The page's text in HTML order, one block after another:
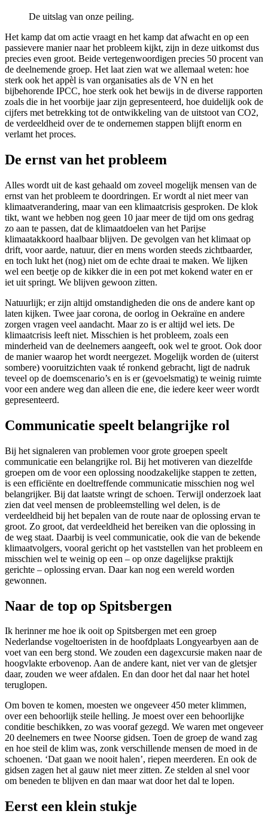
De uitslag van onze peiling.
Het kamp dat om actie vraagt en het kamp dat afwacht en op een
passievere manier naar het probleem kijkt, zijn in deze uitkomst dus
precies even groot. Beide vertegenwoordigen precies 50 procent van
de deelnemende groep. Het laat zien wat we allemaal weten: hoe
sterk ook het appèl is van organisaties als de VN en het
bijbehorende IPCC, hoe sterk ook het bewijs in de diverse rapporten
zoals die in het voorbije jaar zijn gepresenteerd, hoe duidelijk ook de
cijfers met betrekking tot de ontwikkeling van de uitstoot van CO2,
de verdeeldheid over de te ondernemen stappen blijft enorm en
verlamt het proces.
De ernst van het probleem
Alles wordt uit de kast gehaald om zoveel mogelijk mensen van de
ernst van het probleem te doordringen. Er wordt al niet meer van
klimaatverandering, maar van een klimaatcrisis gesproken. De klok
tikt, want we hebben nog geen 10 jaar meer de tijd om ons gedrag
zo aan te passen, dat de klimaatdoelen van het Parijse
klimaatakkoord haalbaar blijven. De gevolgen van het klimaat op
drift, voor aarde, natuur, dier en mens worden steeds zichtbaarder,
en toch lukt het (nog) niet om de echte draai te maken. We lijken
wel een beetje op de kikker die in een pot met kokend water en er
iet uit springt. We blijven gewoon zitten.
Natuurlijk; er zijn altijd omstandigheden die ons de andere kant op
laten kijken. Twee jaar corona, de oorlog in Oekraïne en andere
zorgen vragen veel aandacht. Maar zo is er altijd wel iets. De
klimaatcrisis leeft niet. Misschien is het probleem, zoals een
minderheid van de deelnemers aangeeft, ook wel te groot. Ook door
de manier waarop het wordt neergezet. Mogelijk worden de (uiterst
sombere) vooruitzichten vaak té ronkend gebracht, ligt de nadruk
teveel op de doemscenario’s en is er (gevoelsmatig) te weinig ruimte
voor een andere weg dan alleen die ene, die iedere keer weer wordt
gepresenteerd.
Communicatie speelt belangrijke rol
Bij het signaleren van problemen voor grote groepen speelt
communicatie een belangrijke rol. Bij het motiveren van diezelfde
groepen om de voor een oplossing noodzakelijke stappen te zetten,
is een efficiënte en doeltreffende communicatie misschien nog wel
belangrijker. Bij dat laatste wringt de schoen. Terwijl onderzoek laat
zien dat veel mensen de probleemstelling wel delen, is de
verdeeldheid bij het bepalen van de route naar de oplossing ervan te
groot. Zo groot, dat verdeeldheid het bereiken van die oplossing in
de weg staat. Daarbij is veel communicatie, ook die van de bekende
klimaatvolgers, vooral gericht op het vaststellen van het probleem en
misschien wel te weinig op een – op onze dagelijkse praktijk
gerichte – oplossing ervan. Daar kan nog een wereld worden
gewonnen.
Naar de top op Spitsbergen
Ik herinner me hoe ik ooit op Spitsbergen met een groep
Nederlandse vogeltoeristen in de hoofdplaats Longyearbyen aan de
voet van een berg stond. We zouden een dagexcursie maken naar de
hoogvlakte erbovenop. Aan de andere kant, niet ver van de gletsjer
daar, zouden we weer afdalen. En dan door het dal naar het hotel
teruglopen.
Om boven te komen, moesten we ongeveer 450 meter klimmen,
over een behoorlijk steile helling. Je moest over een behoorlijke
conditie beschikken, zo was vooraf gezegd. We waren met ongeveer
20 deelnemers en twee Noorse gidsen. Toen de groep de wand zag
en hoe steil de klim was, zonk verschillende mensen de moed in de
schoenen. ‘Dat gaan we nooit halen’, riepen meerderen. En ook de
gidsen zagen het al gauw niet meer zitten. Ze stelden al snel voor
om beneden te blijven en dan maar wat door het dal te lopen.
Eerst een klein stukje